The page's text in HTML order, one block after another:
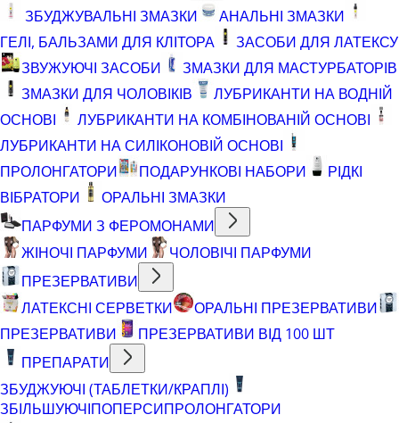
ЗБУДЖУВАЛЬНІ ЗМАЗКИ
АНАЛЬНІ ЗМАЗКИ
ГЕЛІ, БАЛЬЗАМИ ДЛЯ КЛІТОРА
ЗАСОБИ ДЛЯ ЛАТЕКСУ
ЗВУЖУЮЧІ ЗАСОБИ
ЗМАЗКИ ДЛЯ МАСТУРБАТОРІВ
ЗМАЗКИ ДЛЯ ЧОЛОВІКІВ
ЛУБРИКАНТИ НА ВОДНІЙ
ОСНОВІ
ЛУБРИКАНТИ НА КОМБІНОВАНІЙ ОСНОВІ
ЛУБРИКАНТИ НА СИЛІКОНОВІЙ ОСНОВІ
ПРОЛОНГАТОРИ
ПОДАРУНКОВІ НАБОРИ
РІДКІ
ВІБРАТОРИ
ОРАЛЬНІ ЗМАЗКИ
ПАРФУМИ З ФЕРОМОНАМИ
ЖІНОЧІ ПАРФУМИ
ЧОЛОВІЧІ ПАРФУМИ
ПРЕЗЕРВАТИВИ
ЛАТЕКСНІ СЕРВЕТКИ
ОРАЛЬНІ ПРЕЗЕРВАТИВИ
ПРЕЗЕРВАТИВИ
ПРЕЗЕРВАТИВИ ВІД 100 ШТ
ПРЕПАРАТИ
ЗБУДЖУЮЧІ (ТАБЛЕТКИ/КРАПЛІ)
ЗБІЛЬШУЮЧІПОПЕРСИПРОЛОНГАТОРИ